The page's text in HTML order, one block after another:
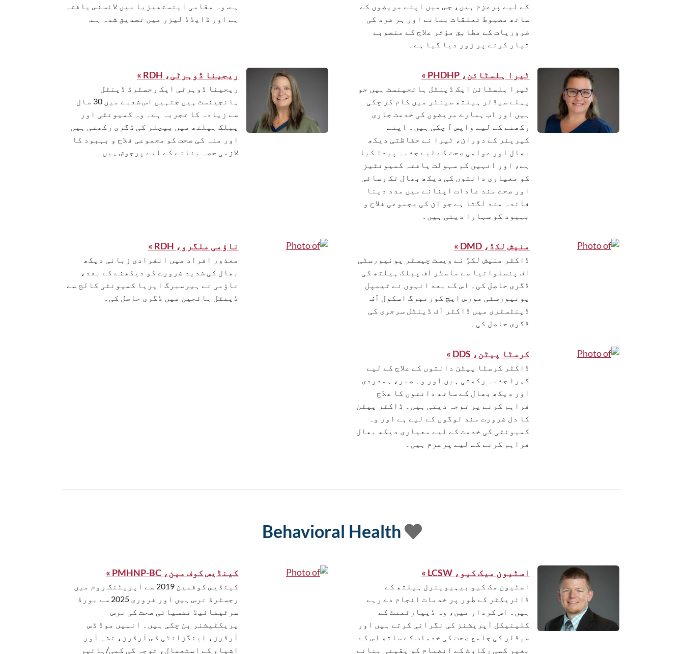
کے لیے پرعزم ہیں، جس میں اپنے مریضوں کے
ساتھ مضبوط تعلقات بنانے اور ہر فرد کی
ضروریات کے مطابق مؤثر علاج کے منصوبے
تیار کرنے پر زور دیا گیا ہے۔
ہے. وہ مقامی اینستھیزیا میں لائسنس یافتہ
ہے اور ڈایڈڈ لیزر میں تصدیق شدہ ہے.
ٹیرا ہلسٹائن، PHDHP »
ٹیرا ہلسٹائن ایک ڈینٹل ہائجینسٹ ہیں جو
پہلے سیڈلر ہیلتھ سینٹر میں کام کر چکی
ہیں اور اب ہمارے مریضوں کی خدمت جاری
رکھنے کے لیے واپس آ چکی ہیں۔ اپنے
کیریئر کے دوران، ٹیرا نے حفاظتی دیکھ
بھال اور عوامی صحت کے لیے جذبہ پیدا کیا
ہے، اور انہیں کم سہولت یافتہ کمیونٹیز
کو معیاری دانتوں کی دیکھ بھال تک رسائی
اور صحت مند عادات اپنانے میں مدد دینا
فائدہ مند لگتا ہے جو ان کی مجموعی فلاح و
بہبود کو سہارا دیتی ہیں۔
ریجینا ڈوہرٹی، RDH »
ریجینا ڈوہرٹی ایک رجسٹرڈ ڈینٹل
ہائجینسٹ ہیں جنہیں اس شعبے میں 30 سال
سے زیادہ کا تجربہ ہے۔ وہ کمیونٹی اور
پبلک ہیلتھ میں بیچلر کی ڈگری رکھتی ہیں
اور منہ کی صحت کو مجموعی فلاح و بہبود کا
لازمی حصہ بنانے کے لیے پرجوش ہیں۔
منیش لکڈ، DMD »
ڈاکٹر منیش لکڑ نے ویسٹ چیسٹر یونیورسٹی
آف پنسلوانیا سے ماسٹر آف پبلک ہیلتھ کی
ڈگری حاصل کی۔ اس کے بعد انہوں نے ٹیمپل
یونیورسٹی مورس ایچ کورنبرگ اسکول آف
ڈینٹسٹری میں ڈاکٹر آف ڈینٹل سرجری کی
ڈگری حاصل کی۔
ناؤمی ملگرو، RDH »
معذور افراد میں انفرادی زبانی دیکھ
بھال کی شدید ضرورت کو دیکھنے کے بعد،
ناؤمی نے ہیرسبرگ ایریا کمیونٹی کالج سے
ڈینٹل ہائجین میں ڈگری حاصل کی۔
کرسٹا پیٹن، DDS »
ڈاکٹر کرسٹا پیٹن دانتوں کے علاج کے لیے
گہرا جذبہ رکھتی ہیں اور وہ صبر، ہمدردی
اور دیکھ بھال کے ساتھ دانتوں کا علاج
فراہم کرنے پر توجہ دیتی ہیں۔ ڈاکٹر پیٹن
کا دل ضرورت مند لوگوں کے لیے ہے اور وہ
کمیونٹی کی خدمت کے لیے معیاری دیکھ بھال
فراہم کرنے کے لیے پرعزم ہیں۔
اسٹیون میک کیو، LCSW »
اسٹیون مک کیو بیہیویئرل ہیلتھ کے
ڈائریکٹر کے طور پر خدمات انجام دے رہے
ہیں۔ اس کردار میں، وہ ڈیپارٹمنٹ کے
کلینیکل آپریشنز کی نگرانی کرتے ہیں اور
سیڈلر کی جامع صحت کی خدمات کے ساتھ اس کے
بغیر کسی رکاوٹ کے انضمام کو یقینی بنانے
کینڈیس کوف مین، PMHNP-BC »
کینڈیس کوفمین 2019 سے آپریٹنگ روم میں
رجسٹرڈ نرس ہیں اور فروری 2025 سے بورڈ
سرٹیفائیڈ نفسیاتی صحت کی نرس
پریکٹیشنر بن چکی ہیں۔ انہیں موڈ ڈس
آرڈرز، اینگزائٹی ڈس آرڈرز، نشہ آور
اشیاء کے استعمال، توجہ کی کمی/ہائپر